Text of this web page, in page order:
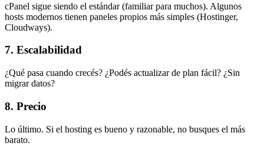
cPanel sigue siendo el estándar (familiar para muchos). Algunos
hosts modernos tienen paneles propios más simples (Hostinger,
Cloudways).
7. Escalabilidad
¿Qué pasa cuando crecés? ¿Podés actualizar de plan fácil? ¿Sin
migrar datos?
8. Precio
Lo último. Si el hosting es bueno y razonable, no busques el más
barato.